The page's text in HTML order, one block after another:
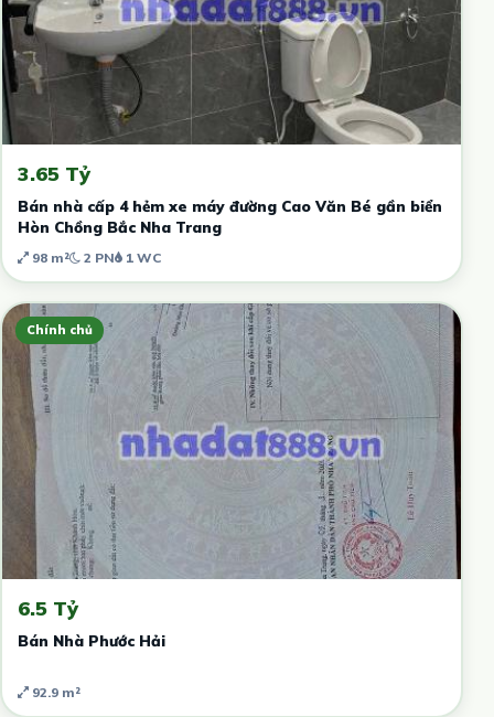
3.65 Tỷ
Bán nhà cấp 4 hẻm xe máy đường Cao Văn Bé gần biển
Hòn Chồng Bắc Nha Trang
98 m² 2 PN 1 WC
Chính chủ
6.5 Tỷ
Bán Nhà Phước Hải
92.9 m²